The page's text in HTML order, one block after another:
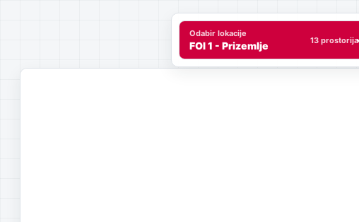
Odabir lokacije
FOI 1 - Prizemlje 13 prostorija